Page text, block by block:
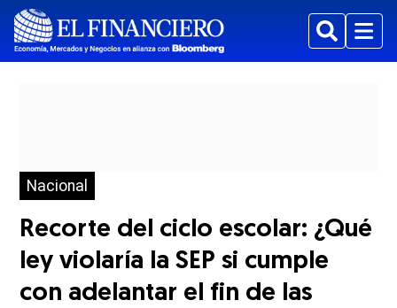
BuscarMenu
Nacional
Recorte del ciclo escolar: ¿Qué
ley violaría la SEP si cumple
con adelantar el fin de las